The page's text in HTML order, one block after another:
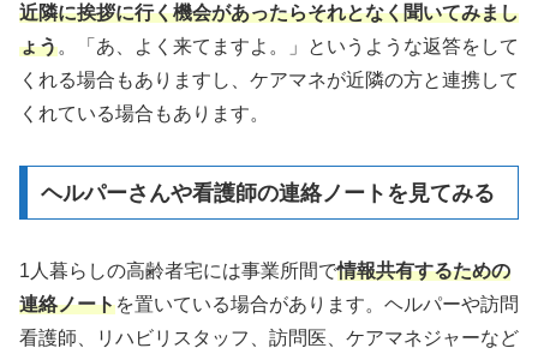
近隣に挨拶に行く機会があったらそれとなく聞いてみまし
ょう。「あ、よく来てますよ。」というような返答をして
くれる場合もありますし、ケアマネが近隣の方と連携して
くれている場合もあります。
ヘルパーさんや看護師の連絡ノートを見てみる
1人暮らしの高齢者宅には事業所間で情報共有するための
連絡ノートを置いている場合があります。ヘルパーや訪問
看護師、リハビリスタッフ、訪問医、ケアマネジャーなど